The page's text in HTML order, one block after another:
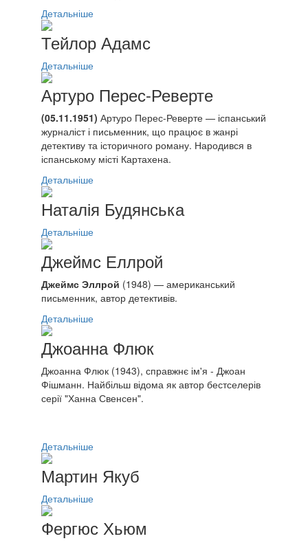
Детальніше
Тейлор Адамс
Детальніше
Артуро Перес-Реверте
(05.11.1951) Артуро Перес-Реверте — іспанський
журналіст і письменник, що працює в жанрі
детективу та історичного роману. Народився в
іспанському місті Картахена.
Детальніше
Наталія Будянська
Детальніше
Джеймс Еллрой
Джеймс Эллрой (1948) — американський
письменник, автор детективів.
Детальніше
Джоанна Флюк
Джоанна Флюк (1943), справжнє ім'я - Джоан
Фішманн. Найбільш відома як автор бестселерів
серії "Ханна Свенсен".
Детальніше
Мартин Якуб
Детальніше
Фергюс Хьюм